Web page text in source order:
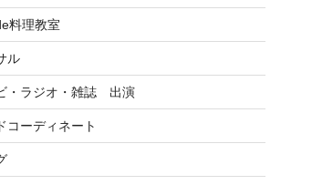
料理教室
ル
・ラジオ・雑誌 出演
コーディネート